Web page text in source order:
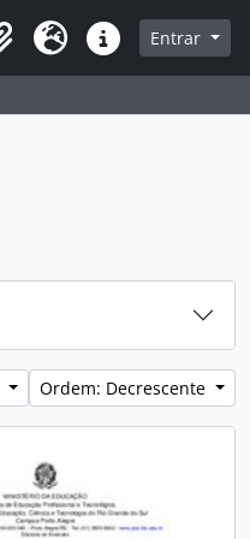
Idioma Atalhos Entrar
Ordem: Decrescente